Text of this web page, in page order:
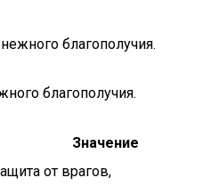
благополучия.
благополучия.
Значение
от врагов,